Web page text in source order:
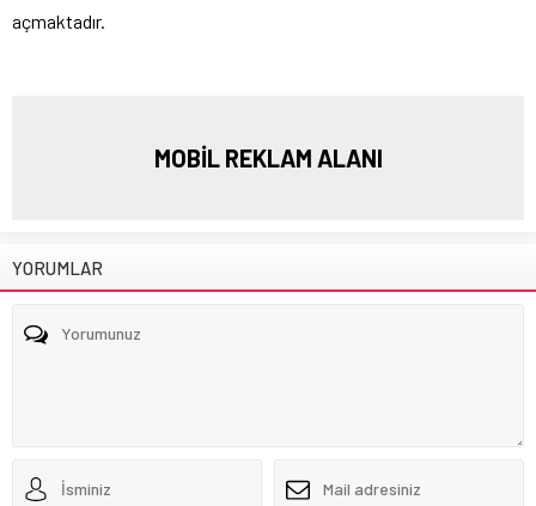
açmaktadır.
MOBİL REKLAM ALANI
YORUMLAR